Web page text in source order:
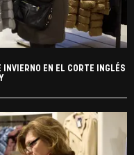
EN EL CORTE INGLÉS